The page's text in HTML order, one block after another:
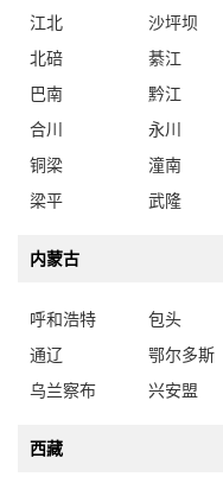
江北
沙坪坝
北碚
綦江
巴南
黔江
合川
永川
铜梁
潼南
梁平
武隆
内蒙古
呼和浩特 包头
通辽
鄂尔多斯
乌兰察布
兴安盟
西藏